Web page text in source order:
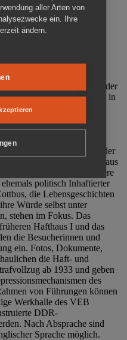
ist ein Ort
nah und
gründeten im Oktober
Cottbus e. V. (MRZ), der
Gefängnisses (1860-2002) in
Zuchthaus
Gedenkstätte steht die
Unrecht während der
und der SED-Diktatur.
Sonderausstellungen in der
politischen Unrechts aus
Eine besondere
politisch Inhaftierter
die Lebensgeschichten
Würde selbst unter
stehen im Fokus. Das
Hafthaus I und das
die Besucherinnen und
ein. Fotos, Dokumente,
die Haft- und
ab 1933 und geben
des
von Führungen können
Werkhalle des VEB
DDR-
Nach Absprache sind
Sprache möglich.
aller Arten von
ein. Ihre
ändern.